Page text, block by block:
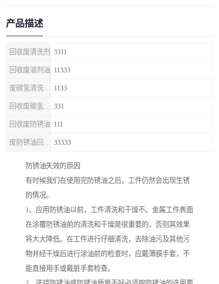
产品描述
回收废清洗剂 3311
回收废溶剂油 11333
1133
331
回收废防锈油 111
33333
防锈油失效的原因
有时候我们在使用完防锈油之后，工件仍然会出现生锈
的情况。
1、应用防锈油以前，工件清洗和干燥不。金属工件表面
在涂覆防锈油前的清洗和干燥是很重要的，否则其效果
将大大降低。在工件进行仔细清洗，去除油污及其他污
物并经干燥后进行涂油前的检查时，应戴薄膜手套，不
能直接用手或戴脏手套检查。